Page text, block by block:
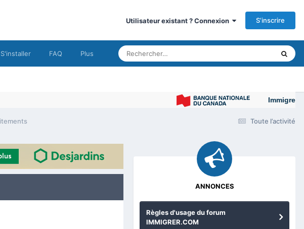
Utilisateur existant ? Connexion S’inscrire
S'installer FAQ Plus
Immigrer au
Toute l’activité
ANNONCES
Règles d'usage du forum
IMMIGRER.COM